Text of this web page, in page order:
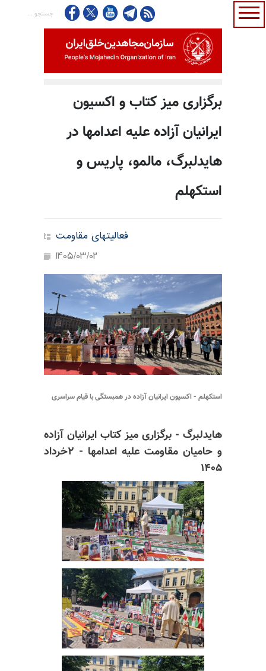
برگزاری میز کتاب و اکسیون
ایرانیان آزاده علیه اعدامها در
هایدلبرگ، مالمو، پاریس و
استکهلم
فعالیتهای مقاومت
1405/03/02
استکهلم - اکسیون ایرانیان آزاده در همبستگی با قیام سراسری
هایدلبرگ - برگزاری میز کتاب ایرانیان آزاده
و حامیان مقاومت علیه اعدامها - ۲خرداد
۱۴۰۵